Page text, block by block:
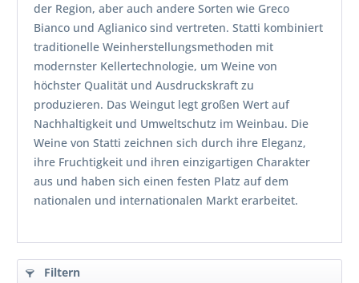
der Region, aber auch andere Sorten wie Greco
Bianco und Aglianico sind vertreten. Statti kombiniert
traditionelle Weinherstellungsmethoden mit
modernster Kellertechnologie, um Weine von
höchster Qualität und Ausdruckskraft zu
produzieren. Das Weingut legt großen Wert auf
Nachhaltigkeit und Umweltschutz im Weinbau. Die
Weine von Statti zeichnen sich durch ihre Eleganz,
ihre Fruchtigkeit und ihren einzigartigen Charakter
aus und haben sich einen festen Platz auf dem
nationalen und internationalen Markt erarbeitet.
Filtern